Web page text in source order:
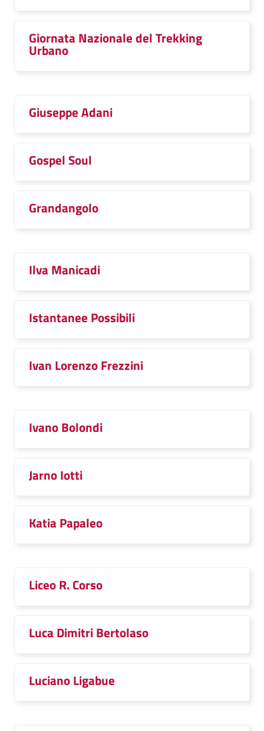
Giornata Nazionale del Trekking
Urbano
Giuseppe Adani
Gospel Soul
Grandangolo
Ilva Manicadi
Istantanee Possibili
Ivan Lorenzo Frezzini
Ivano Bolondi
Jarno Iotti
Katia Papaleo
Liceo R. Corso
Luca Dimitri Bertolaso
Luciano Ligabue